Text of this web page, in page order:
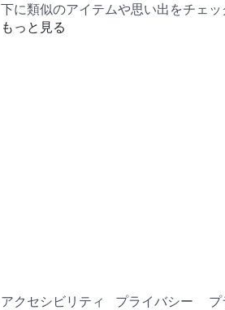
下に類似のアイテムや思い出をチェッ
アバターショップで見たい新しいアク
もっと見る
アクセシビリティ プライバシー